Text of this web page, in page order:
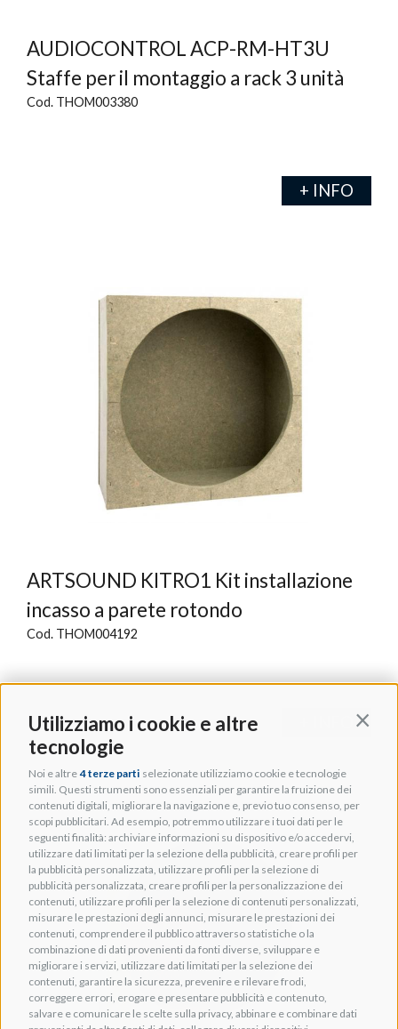
Utilizziamo i cookie e altre
tecnologie
Noi e altre 4 terze parti selezionate utilizziamo cookie e tecnologie
simili. Questi strumenti sono essenziali per garantire la fruizione dei
contenuti digitali, migliorare la navigazione e, previo tuo consenso, per
scopi pubblicitari. Ad esempio, potremmo utilizzare i tuoi dati per le
seguenti finalità: archiviare informazioni su dispositivo e/o accedervi,
utilizzare dati limitati per la selezione della pubblicità, creare profili per
la pubblicità personalizzata, utilizzare profili per la selezione di
pubblicità personalizzata, creare profili per la personalizzazione dei
contenuti, utilizzare profili per la selezione di contenuti personalizzati,
misurare le prestazioni degli annunci, misurare le prestazioni dei
contenuti, comprendere il pubblico attraverso statistiche o la
combinazione di dati provenienti da fonti diverse, sviluppare e
migliorare i servizi, utilizzare dati limitati per la selezione dei
contenuti, garantire la sicurezza, prevenire e rilevare frodi,
correggere errori, erogare e presentare pubblicità e contenuto,
salvare e comunicare le scelte sulla privacy, abbinare e combinare dati
AUDIOCONTROL ACP-RM-HT3U
Staffe per il montaggio a rack 3 unità
Cod. THOM003380
+ INFO
ARTSOUND KITRO1 Kit installazione
incasso a parete rotondo
Cod. THOM004192